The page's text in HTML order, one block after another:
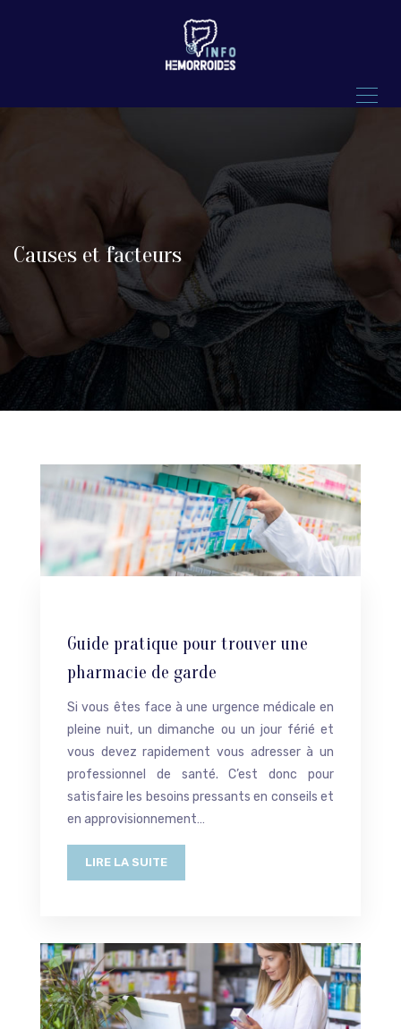
Causes et facteurs
Guide pratique pour trouver une
pharmacie de garde
Si vous êtes face à une urgence médicale en
pleine nuit, un dimanche ou un jour férié et
vous devez rapidement vous adresser à un
professionnel de santé. C’est donc pour
satisfaire les besoins pressants en conseils et
en approvisionnement…
LIRE LA SUITE